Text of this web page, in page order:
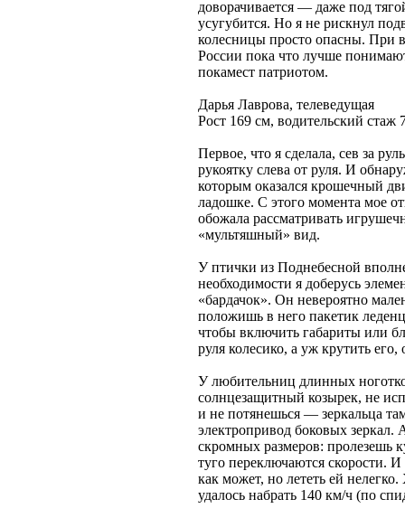
доворачивается — даже под
усугубится. Но я не рискнул
колесницы просто опасны. При
России пока что лучше
покамест патриотом.
Дарья Лаврова, телеведущая
Рост 169 см, водительский стаж
Первое, что я сделала, сев за
рукоятку слева от руля. И
которым оказался крошечный
ладошке. С этого момента мое
обожала рассматривать
«мультяшный» вид.
У птички из Поднебесной
необходимости я доберусь
«бардачок». Он невероятно
положишь в него пакетик
чтобы включить габариты или
руля колесико, а уж крутить
У любительниц длинных
солнцезащитный козырек, не
и не потянешься — зеркальца
электропривод боковых
скромных размеров: пролезешь
туго переключаются скорости.
как может, но лететь ей
удалось набрать 140 км/ч (по